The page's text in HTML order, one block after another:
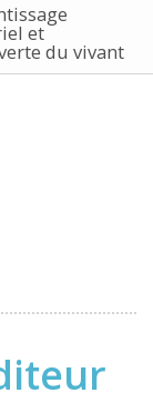
et
du vivant